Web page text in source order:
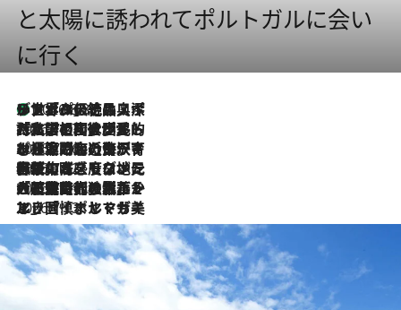
と太陽に誘われてポルトガルに会い
に行く
2026.8.8
リスボンの絶品スイーツ「パステル・デ・ナタ」とは？ポルトガル伝統の奥深い世界へ
2026.7.27
「私の祖国はポルトガル語です」国民的詩人フェルナンド・ペソアと、彼が愛した文学の街を歩く
2026.7.26
ポルトガル近海が育む極上の海の幸。キリリと冷えた白ワインと愉しむ、シーフード専門店の贅沢
2026.7.22
伝統の味をモダンに昇華。高感度な地元客が集う、リスボンの最旬ガストロノミー
2026.7.21
大航海時代の栄華から、震災、独裁、そして革命へ。ポルトガル・首都リスボンの石畳に刻まれた「歴史の光と影」
2026.7.13
エッセイ・ヤマザキマリ「慎ましくも美しき国 ポルトガル」